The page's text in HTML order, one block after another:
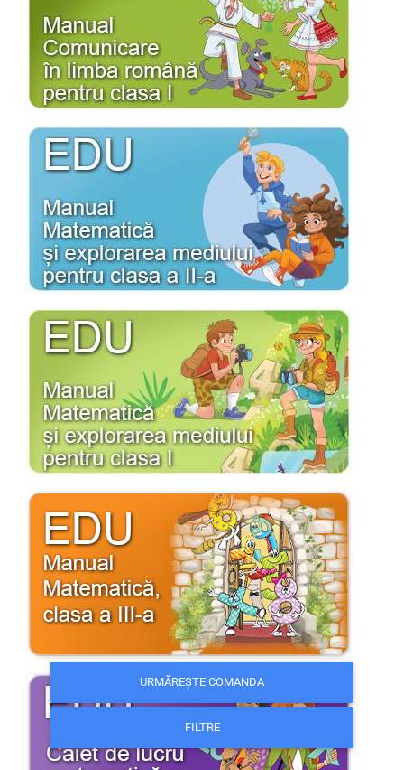
URMĂREȘTE COMANDA
FILTRE